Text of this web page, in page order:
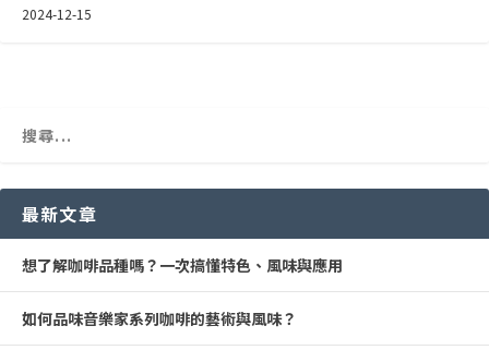
2024-12-15
最新文章
想了解咖啡品種嗎？一次搞懂特色、風味與應用
如何品味音樂家系列咖啡的藝術與風味？